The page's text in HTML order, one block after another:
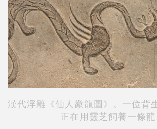
漢代浮雕《仙人豢龍圖》。一位背
正在用靈芝飼養一條龍